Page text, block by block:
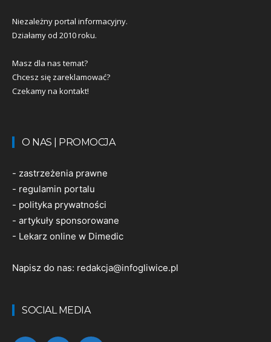
Niezależny portal informacyjny.
Działamy od 2010 roku.
Masz dla nas temat?
Chcesz się zareklamować?
Czekamy na kontakt!
O NAS | PROMOCJA
- zastrzeżenia prawne
- regulamin portalu
- polityka prywatności
- artykuły sponsorowane
- Lekarz online w Dimedic
Napisz do nas: redakcja@infogliwice.pl
SOCIAL MEDIA